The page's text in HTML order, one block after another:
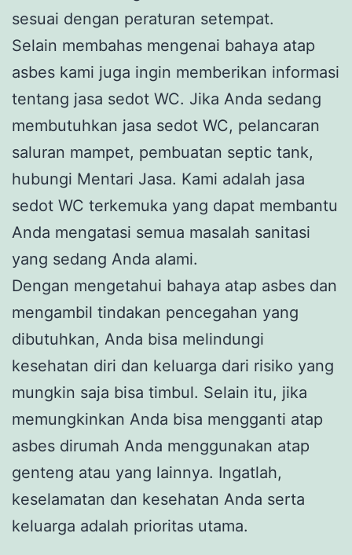
sesuai dengan peraturan setempat.
Selain membahas mengenai bahaya atap
asbes kami juga ingin memberikan informasi
tentang jasa sedot WC. Jika Anda sedang
membutuhkan jasa sedot WC, pelancaran
saluran mampet, pembuatan septic tank,
hubungi Mentari Jasa. Kami adalah jasa
sedot WC terkemuka yang dapat membantu
Anda mengatasi semua masalah sanitasi
yang sedang Anda alami.
Dengan mengetahui bahaya atap asbes dan
mengambil tindakan pencegahan yang
dibutuhkan, Anda bisa melindungi
kesehatan diri dan keluarga dari risiko yang
mungkin saja bisa timbul. Selain itu, jika
memungkinkan Anda bisa mengganti atap
asbes dirumah Anda menggunakan atap
genteng atau yang lainnya. Ingatlah,
keselamatan dan kesehatan Anda serta
keluarga adalah prioritas utama.